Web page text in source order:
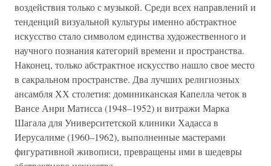
воздействия только с музыкой. Среди всех направлений и
тенденций визуальной культуры именно абстрактное
искусство стало символом единства художественного и
научного познания категорий времени и пространства.
Наконец, только абстрактное искусство нашло свое место
в сакральном пространстве. Два лучших религиозных
ансамбля ХХ столетия: доминиканская Капелла четок в
Вансе Анри Матисса (1948–1952) и витражи Марка
Шагала для Университетской клиники Хадасса в
Иерусалиме (1960–1962), выполненные мастерами
фигуративной живописи, превращены ими в шедевры